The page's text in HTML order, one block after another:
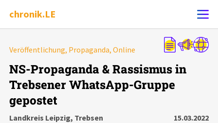
chronik.LE
Ereignis melden
Chronik
Dossiers
Veröffentlichung, Propaganda, Online
NS-Propaganda & Rassismus in
Trebsener WhatsApp-Gruppe
gepostet
Landkreis Leipzig, Trebsen
15.03.2022
Alle Ereignisse
7502
Ereignisse Statistik
Filter Erklärungen